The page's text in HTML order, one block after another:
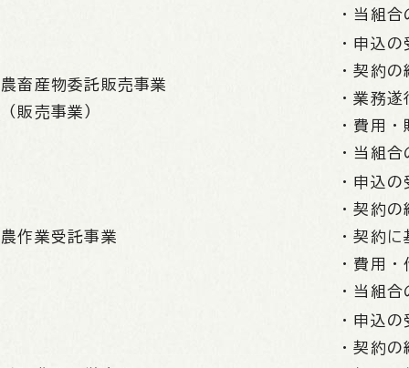
・当組
農畜産物委託販売事業
（販売事業）
・申込の
・契約
・業務
・費用
・当組
農作業受託事業
・申込の
・契約の
・契約
・費用
・当組
・申込の
・契約の